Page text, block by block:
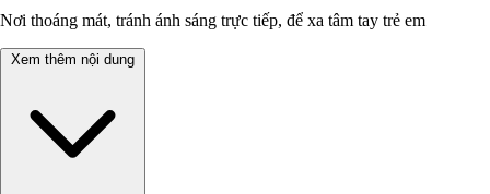
Nơi thoáng mát, tránh ánh sáng trực tiếp, để xa tâm tay trẻ em
Xem thêm nội dung